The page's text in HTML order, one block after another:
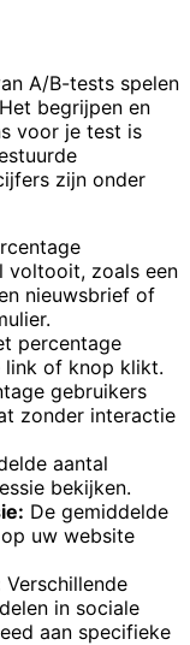
A/B-tests spelen
begrijpen en
voor je test is
zijn onder
voltooit, zoals een
nieuwsbrief of
percentage
link of knop klikt.
gebruikers
zonder interactie
aantal
bekijken.
De gemiddelde
uw website
Verschillende
in sociale
aan specifieke